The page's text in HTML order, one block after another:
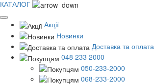
КАТАЛОГ
Акції
Новинки
Доставка та оплата
048 233 2000
050-233-2000
068-233-2000